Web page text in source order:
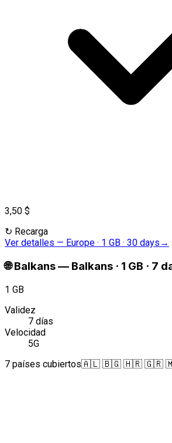
3,50 $
↻ Recarga
Ver detalles — Europe · 1 GB · 30 days →
🌐 Balkans— Balkans · 1 GB · 7
1 GB
Validez
7 días
Velocidad
5G
7 países cubiertos🇦🇱 🇧🇬 🇭🇷 🇬🇷